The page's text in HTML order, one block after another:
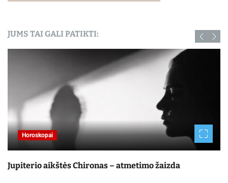
JUMS TAI GALI PATIKTI:
Horoskopai
Jupiterio aikštės Chironas – atmetimo žaizda